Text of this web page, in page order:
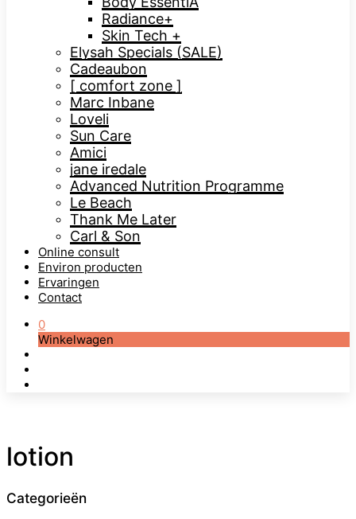
Radiance+
Skin Tech +
Elysah Specials (SALE)
Cadeaubon
[ comfort zone ]
Marc Inbane
Loveli
Sun Care
Amici
jane iredale
Advanced Nutrition Programme
Le Beach
Thank Me Later
Carl & Son
Online consult
Environ producten
Ervaringen
Contact
0
Winkelwagen
lotion
Categorieën